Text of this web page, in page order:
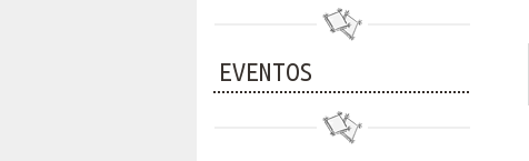
EVENTOS